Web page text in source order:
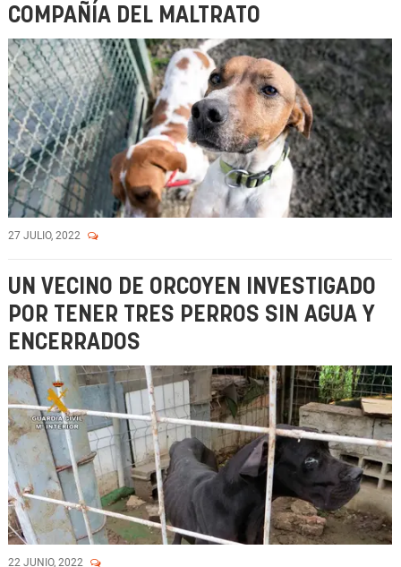
COMPAÑÍA DEL MALTRATO
27 JULIO, 2022
UN VECINO DE ORCOYEN INVESTIGADO
POR TENER TRES PERROS SIN AGUA Y
ENCERRADOS
22 JUNIO, 2022